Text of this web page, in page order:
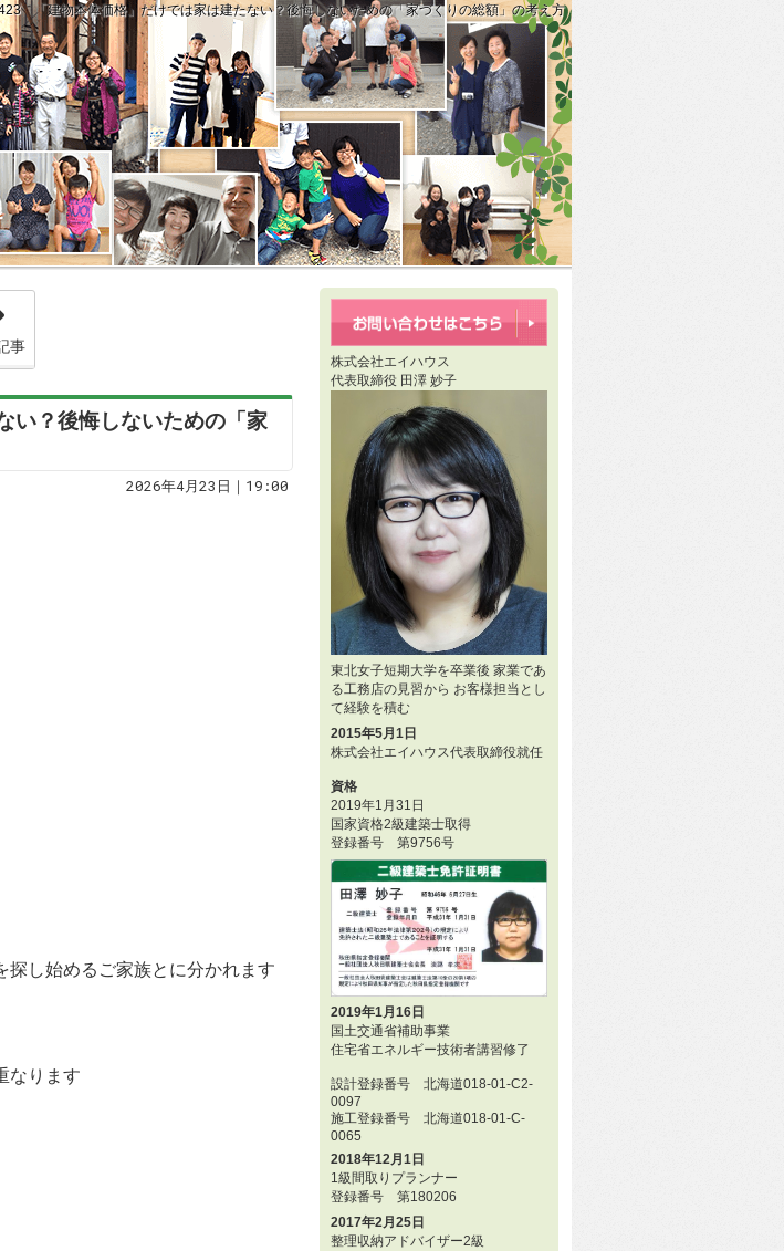
「建物本体価格」だけでは家は建たない？後悔しないための「家づくりの総額」の考え方
の水、大丈夫ですか？耐震等級3で安心できる住まいの備え」
「20260424 「ボーナス払いは本当に楽？」後悔しないために知っておきたい住宅ローンの現実」
事
？後悔しないための「家
2026年4月23日｜19:00
探し始めるご家族とに分かれます
なります
株式会社エイハウス
代表取締役 田澤 妙子
東北女子短期大学を卒業後 家業であ
る工務店の見習から お客様担当とし
て経験を積む
2015年5月1日
株式会社エイハウス代表取締役就任
資格
2019年1月31日
国家資格2級建築士取得
登録番号 第9756号
2019年1月16日
国土交通省補助事業
住宅省エネルギー技術者講習修了
設計登録番号 北海道018-01-C2-
0097
施工登録番号 北海道018-01-C-
0065
2018年12月1日
1級間取りプランナー
登録番号 第180206
2017年2月25日
整理収納アドバイザー2級